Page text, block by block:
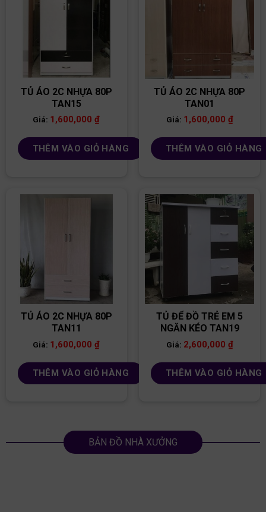
TỦ ÁO 2C NHỰA 80P
TAN15
Giá: 1,600,000₫
THÊM VÀO GIỎ HÀNG
TỦ ÁO 2C NHỰA 80P
TAN01
Giá: 1,600,000 ₫
THÊM VÀO GIỎ HÀNG
TỦ ÁO 2C NHỰA 80P
TAN11
Giá: 1,600,000₫
THÊM VÀO GIỎ HÀNG
TỦ ĐỂ ĐỒ TRẺ EM 5
NGĂN KÉO TAN19
Giá: 2,600,000 ₫
THÊM VÀO GIỎ HÀNG
BẢN ĐỒ NHÀ XƯỞNG